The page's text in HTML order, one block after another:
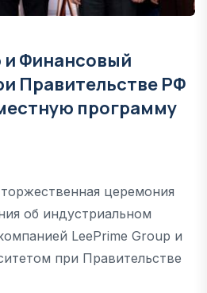
и Финансовый
Правительстве РФ
программу
церемония
об индустриальном
LeePrime Group и
при Правительстве